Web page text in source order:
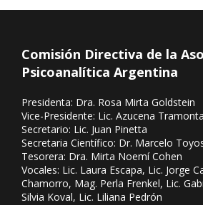
Comisión Directiva de la
Psicoanalítica Argentina
Presidenta: Dra. Rosa Mirta Goldstein
Vice-Presidente: Lic. Azucena
Secretario: Lic. Juan Pinetta
Secretaria Científico: Dr. Marcelo
Tesorera: Dra. Mirta Noemí Cohen
Vocales: Lic. Laura Escapa, Lic. Jorge
Chamorro, Mag. Perla Frenkel, Lic.
Silvia Koval, Lic. Liliana Pedrón